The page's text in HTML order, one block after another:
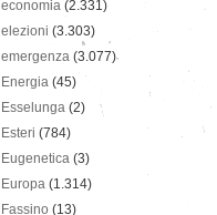
economia (2.331)
elezioni (3.303)
emergenza (3.077)
Energia (45)
Esselunga (2)
Esteri (784)
Eugenetica (3)
Europa (1.314)
Fassino (13)